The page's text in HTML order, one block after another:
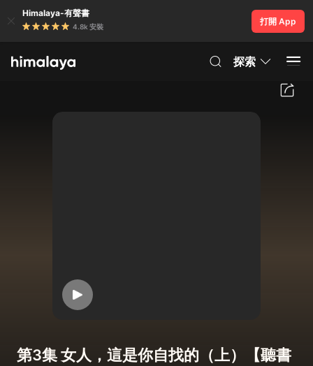
Himalaya-有聲書
4.8k 安裝
打開 App
探索
第3集 女人，這是你自找的（上）【聽書